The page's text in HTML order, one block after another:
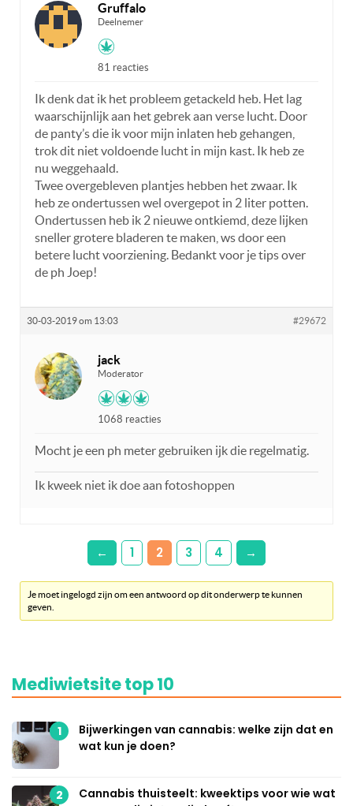
Gruffalo
Deelnemer
81 reacties
Ik denk dat ik het probleem getackeld heb. Het lag
waarschijnlijk aan het gebrek aan verse lucht. Door
de panty’s die ik voor mijn inlaten heb gehangen,
trok dit niet voldoende lucht in mijn kast. Ik heb ze
nu weggehaald.
Twee overgebleven plantjes hebben het zwaar. Ik
heb ze ondertussen wel overgepot in 2 liter potten.
Ondertussen heb ik 2 nieuwe ontkiemd, deze lijken
sneller grotere bladeren te maken, ws door een
betere lucht voorziening. Bedankt voor je tips over
de ph Joep!
30-03-2019 om 13:03 #29672
jack
Moderator
1068 reacties
Mocht je een ph meter gebruiken ijk die regelmatig.
Ik kweek niet ik doe aan fotoshoppen
← 1 2 3 4 →
Je moet ingelogd zijn om een antwoord op dit onderwerp te kunnen
geven.
Mediwietsite top 10
1
Bijwerkingen van cannabis: welke zijn dat en
wat kun je doen?
2
Cannabis thuisteelt: kweektips voor wie wat